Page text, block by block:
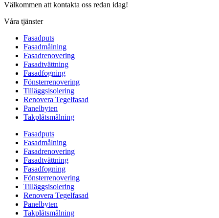
Välkommen att kontakta oss redan idag!
Våra tjänster
Fasadputs
Fasadmålning
Fasadrenovering
Fasadtvättning
Fasadfogning
Fönsterrenovering
Tilläggsisolering
Renovera Tegelfasad
Panelbyten
Takplåtsmålning
Fasadputs
Fasadmålning
Fasadrenovering
Fasadtvättning
Fasadfogning
Fönsterrenovering
Tilläggsisolering
Renovera Tegelfasad
Panelbyten
Takplåtsmålning